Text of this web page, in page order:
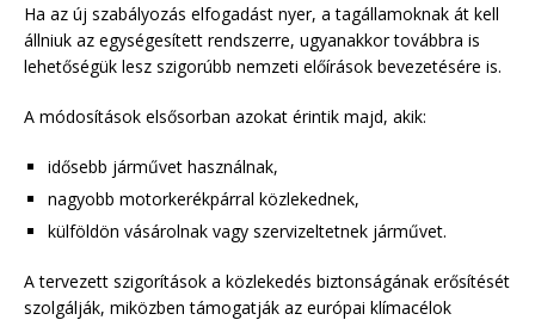
Ha az új szabályozás elfogadást nyer, a tagállamoknak át kell
állniuk az egységesített rendszerre, ugyanakkor továbbra is
lehetőségük lesz szigorúbb nemzeti előírások bevezetésére is.
A módosítások elsősorban azokat érintik majd, akik:
idősebb járművet használnak,
nagyobb motorkerékpárral közlekednek,
külföldön vásárolnak vagy szervizeltetnek járművet.
A tervezett szigorítások a közlekedés biztonságának erősítését
szolgálják, miközben támogatják az európai klímacélok